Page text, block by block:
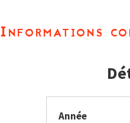
Informations
Année